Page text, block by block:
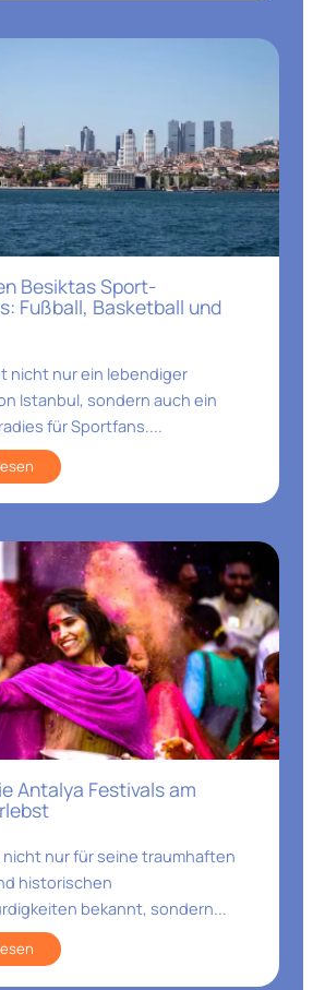
Besiktas Sport-
Fußball, Basketball und
nicht nur ein lebendiger
Istanbul, sondern auch ein
für Sportfans....
Antalya Festivals am
nur für seine traumhaften
historischen
bekannt, sondern...